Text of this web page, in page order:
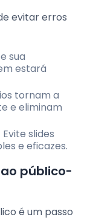
evitar erros
sua
estará
tornam a
e eliminam
Evite slides
e eficazes.
público-
é um passo